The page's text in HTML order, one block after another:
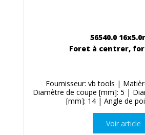
56540.0
Foret à centrer,
Fournisseur: vb tools |
Diamètre de coupe [mm]: 5 |
[mm]: 14 | Angle de
Voir article